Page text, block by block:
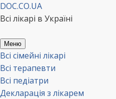
Перейти
до
DOC.CO.UA
Всі лікарі в Україні
Меню
Всі сімейні лікарі
Всі терапевти
Всі педіатри
Декларація з лікарем